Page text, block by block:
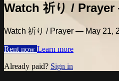
Watch 祈り /
Watch 祈り / Prayer — May 21,
Rent now Learn more
Already paid? Sign in